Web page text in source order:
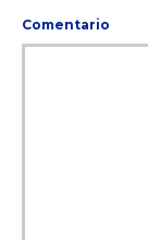
Comentario